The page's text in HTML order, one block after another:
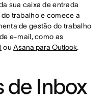
sua caixa de entrada
trabalho e comece a
de gestão do trabalho
e-mail, como as
ouAsana para Outlook.
de Inbox